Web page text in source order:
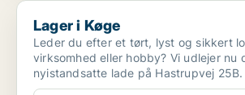
Lager i Køge
Lager i Køge
Leder du efter et tørt, lyst og sikkert
virksomhed eller hobby? Vi udlejer nu
nyistandsatte lade på Hastrupvej